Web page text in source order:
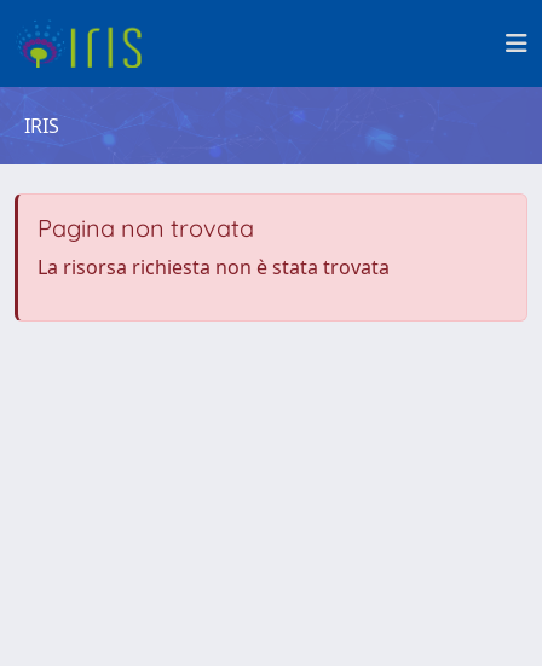
IRIS
Pagina non trovata
La risorsa richiesta non è stata trovata